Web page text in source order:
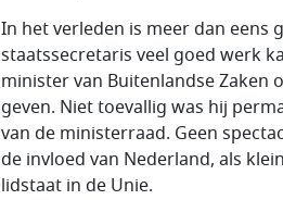
In het verleden is meer dan eens
staatssecretaris veel goed werk
minister van Buitenlandse Zaken
geven. Niet toevallig was hij
van de ministerraad. Geen
de invloed van Nederland, als
lidstaat in de Unie.